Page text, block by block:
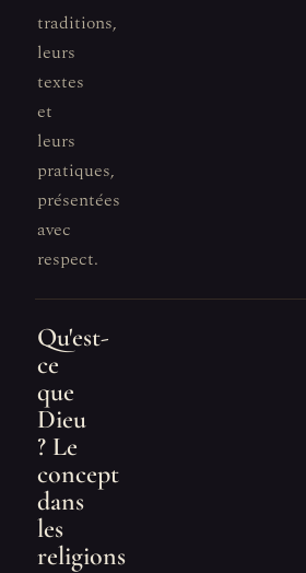
traditions,
leurs
textes
et
leurs
pratiques,
présentées
avec
respect.
Qu'est-
ce
que
Dieu
? Le
concept
dans
les
religions